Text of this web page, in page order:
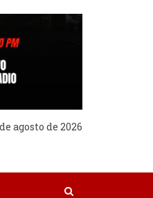
agosto de 2026